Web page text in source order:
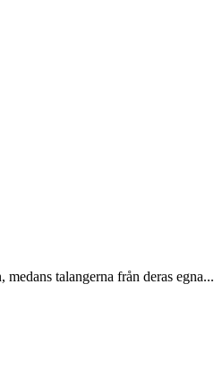
talangerna från deras egna...